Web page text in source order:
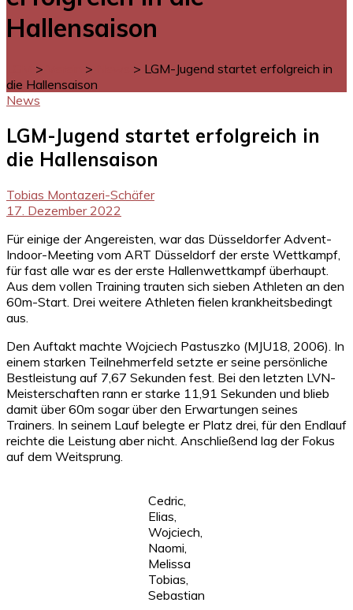
Hallensaison
> > > LGM-Jugend startet erfolgreich in
die Hallensaison
News
LGM-Jugend startet erfolgreich in
die Hallensaison
Tobias Montazeri-Schäfer
17. Dezember 2022
Für einige der Angereisten, war das Düsseldorfer Advent-
Indoor-Meeting vom ART Düsseldorf der erste Wettkampf,
für fast alle war es der erste Hallenwettkampf überhaupt.
Aus dem vollen Training trauten sich sieben Athleten an den
60m-Start. Drei weitere Athleten fielen krankheitsbedingt
aus.
Den Auftakt machte Wojciech Pastuszko (MJU18, 2006). In
einem starken Teilnehmerfeld setzte er seine persönliche
Bestleistung auf 7,67 Sekunden fest. Bei den letzten LVN-
Meisterschaften rann er starke 11,91 Sekunden und blieb
damit über 60m sogar über den Erwartungen seines
Trainers. In seinem Lauf belegte er Platz drei, für den Endlauf
reichte die Leistung aber nicht. Anschließend lag der Fokus
auf dem Weitsprung.
Cedric,
Elias,
Wojciech,
Naomi,
Melissa
Tobias,
Sebastian